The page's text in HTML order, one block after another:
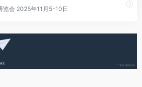
览会 2025年11月5-10日
*